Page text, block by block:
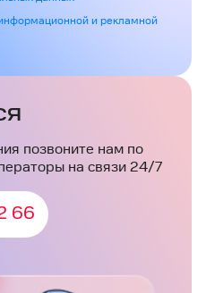
и рекламной
позвоните нам по
на связи 24/7
66